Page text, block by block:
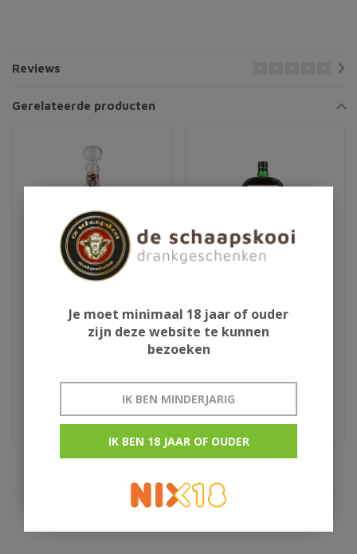
Reviews
Gerelateerde producten
Aura Teranino
€29,95
Jagermeister XXL
€94,95
Jeroboam
Je moet minimaal 18 jaar of ouder
zijn deze website te kunnen
bezoeken
IK BEN MINDERJARIG
IK BEN 18 JAAR OF OUDER